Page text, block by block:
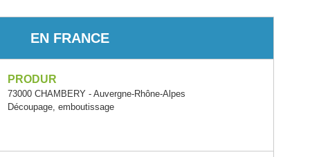
EN FRANCE
PRODUR
73000 CHAMBERY - Auvergne-Rhône-Alpes
Découpage, emboutissage